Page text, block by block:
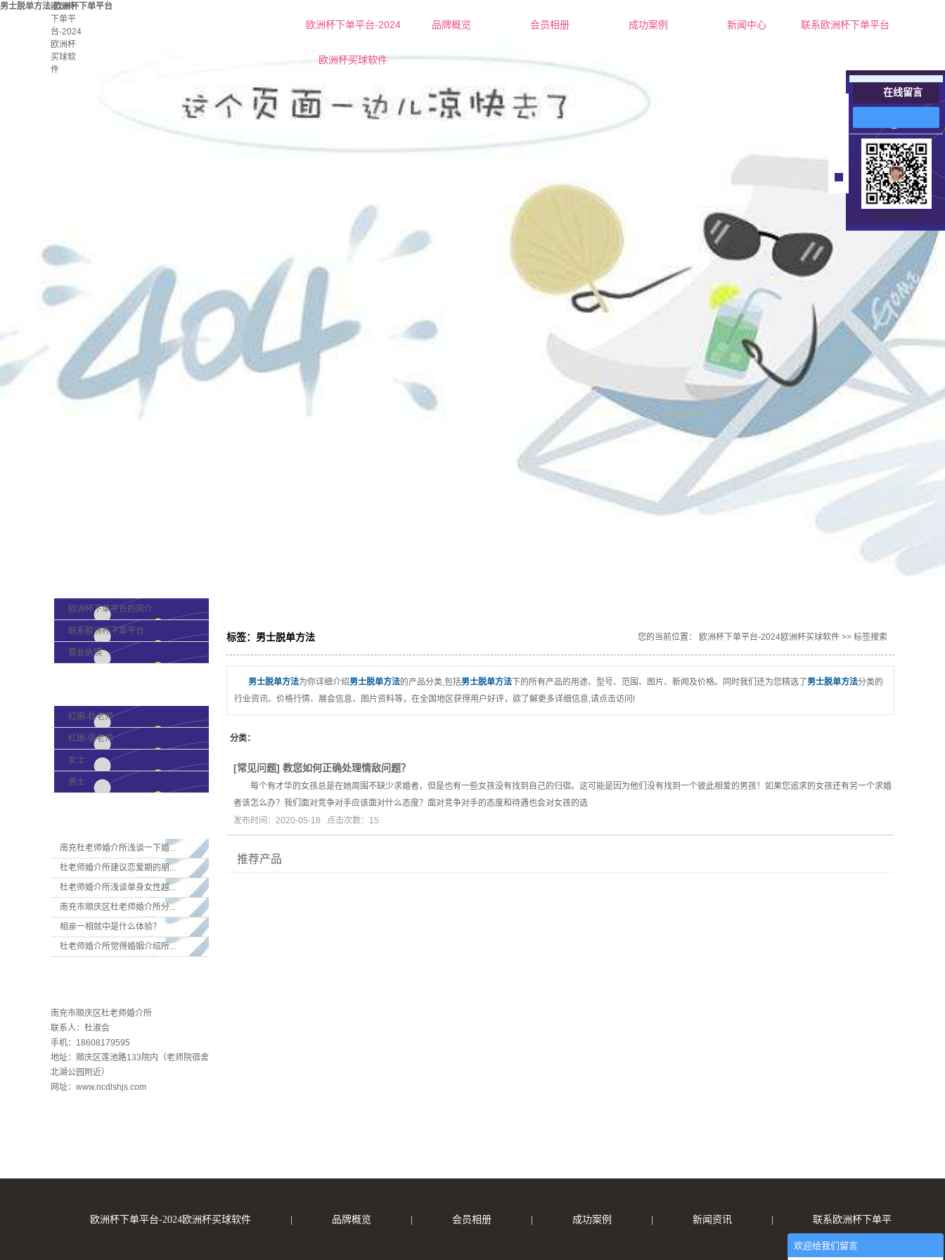
男士脱单方法-欧洲杯下单平台
欧洲杯下单平台-2024
欧洲杯买球软件
品牌概览
欧洲杯下单平台的简介
营业执照
会员相册
女士
男士
成功案例 新闻中心 联系欧洲杯下单平台
欧洲杯
下单平
台-2024
欧洲杯
买球软
件
欧洲杯下单平台的简介
联系欧洲杯下单平台
营业执照
红娘-杜老师
红娘-张老师
女士
男士
南充杜老师婚介所浅谈一下婚...
杜老师婚介所建议恋爱期的朋...
杜老师婚介所浅谈单身女性越...
南充市顺庆区杜老师婚介所分...
相亲一相就中是什么体验？
杜老师婚介所觉得婚姻介绍所...
南充市顺庆区杜老师婚介所
联系人：杜淑会
手机：18608179595
地址：顺庆区莲池路133院内（老师院宿舍
北湖公园附近）
网址：www.ncdlshjs.com
标签：男士脱单方法 您的当前位置： 欧洲杯下单平台-2024欧洲杯买球软件 >> 标签搜索
男士脱单方法为你详细介绍男士脱单方法的产品分类,包括男士脱单方法 下的所有产品的用途、型号、范围、图片、新闻及价格。同时我们还为您精选了男士脱单方法分类的
行业资讯、价格行情、展会信息、图片资料等，在全国地区获得用户好评，欲了解更多详细信息,请点击访问!
分类：
[常见问题] 教您如何正确处理情敌问题？
每个有才华的女孩总是在她周围不缺少求婚者，但是也有一些女孩没有找到自己的归宿。这可能是因为他们没有找到一个彼此相爱的男孩！如果您追求的女孩还有另一个求婚
者该怎么办？我们面对竞争对手应该面对什么态度？面对竞争对手的态度和待遇也会对女孩的选
发布时间：2020-05-18 点击次数：15
推荐产品
欧洲杯下单平台-2024欧洲杯买球软件 品牌概览 会员相册 成功案例 新闻资讯 联系欧洲杯下单平
在线留言
扫描二维码
欢迎给我们留言